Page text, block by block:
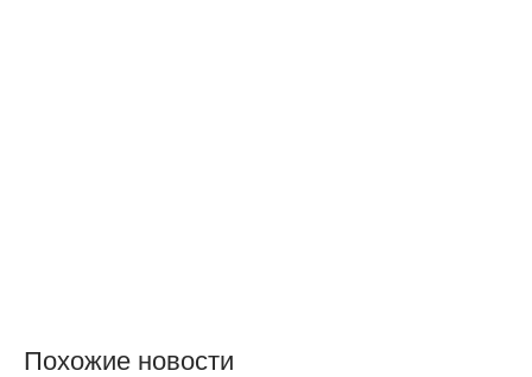
Похожие новости